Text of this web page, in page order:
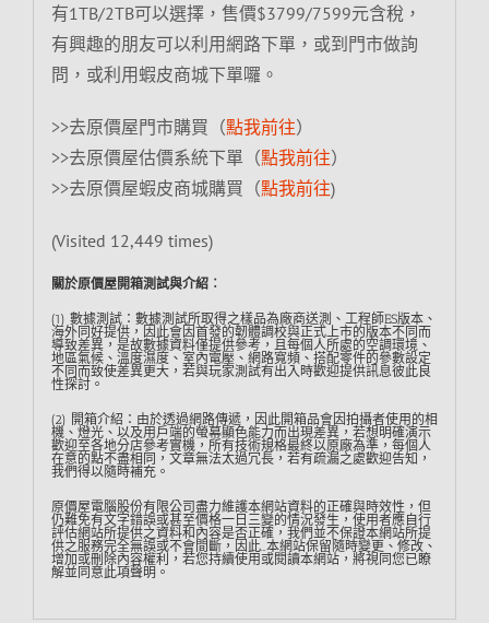
有1TB/2TB可以選擇，售價$3799/7599元含稅，
有興趣的朋友可以利用網路下單，或到門市做詢
問，或利用蝦皮商城下單囉。
>>去原價屋門市購買（點我前往）
>>去原價屋估價系統下單（點我前往）
>>去原價屋蝦皮商城購買（點我前往)
(Visited 12,449 times)
關於原價屋開箱測試與介紹︰
(1) 數據測試：數據測試所取得之樣品為廠商送測、工程師ES版本、
海外同好提供，因此會因首發的韌體調校與正式上市的版本不同而
導致差異，是故數據資料僅提供參考，且每個人所處的空調環境、
地區氣候、溫度濕度、室內電壓、網路寬頻、搭配零件的參數設定
不同而致使差異更大，若與玩家測試有出入時歡迎提供訊息彼此良
性探討。
(2) 開箱介紹：由於透過網路傳遞，因此開箱品會因拍攝者使用的相
機、燈光、以及用戶端的螢幕顯色能力而出現差異，若想明確演示
歡迎至各地分店參考實機，所有技術規格最終以原廠為準，每個人
在意的點不盡相同，文章無法太過冗長，若有疏漏之處歡迎告知，
我們得以隨時補充。
原價屋電腦股份有限公司盡力維護本網站資料的正確與時效性，但
仍難免有文字錯誤或甚至價格一日三變的情況發生，使用者應自行
評估網站所提供之資料和內容是否正確，我們並不保證本網站所提
供之服務完全無誤或不會間斷，因此…本網站保留隨時變更、修改、
增加或刪除內容權利，若您持續使用或閱讀本網站，將視同您已瞭
解並同意此項聲明。